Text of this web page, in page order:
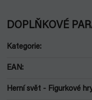
DOPLŇKOVÉ
Kategorie:
EAN:
Herní svět - Figurkové